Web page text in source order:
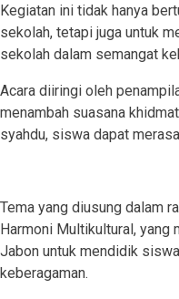
Kegiatan ini tidak hanya
sekolah, tetapi juga untuk
sekolah dalam semangat
Acara diiringi oleh
menambah suasana
syahdu, siswa dapat
Tema yang diusung dalam
Harmoni Multikultural, yang
Jabon untuk mendidik
keberagaman.